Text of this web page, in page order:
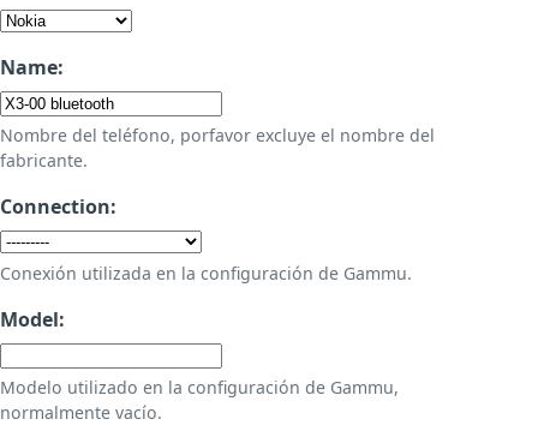
Name:
Nombre del teléfono, porfavor excluye el nombre del
fabricante.
Connection:
Conexión utilizada en la configuración de Gammu.
Model:
Modelo utilizado en la configuración de Gammu,
normalmente vacío.